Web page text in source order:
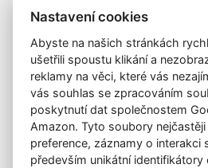
Galerie
Katalog vydražených děl
O nás
GDPR
Kontakt
KONTAKT
GALERIE LAZARSKÁ
Lazarská 7
Nastavení cookies
Abyste na našich stránkách
ušetřili spoustu klikání a
reklamy na věci, které vás
vás souhlas se zpracováním
poskytnutí dat společnostem
Amazon. Tyto soubory
preference, záznamy o interakci
především unikátní identifikátory